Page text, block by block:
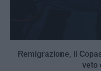
Remigrazione, il
veto